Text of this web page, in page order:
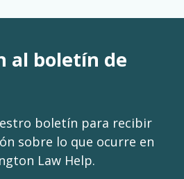
al boletín de
boletín para recibir
sobre lo que ocurre en
Law Help.